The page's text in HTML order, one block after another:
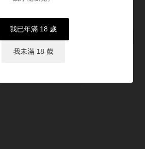
我已年滿 18 歲
我未滿 18 歲